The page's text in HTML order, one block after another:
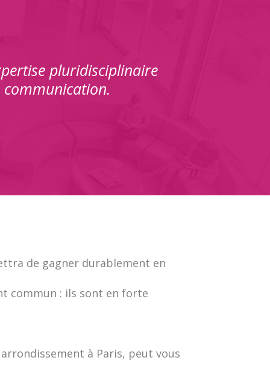
pluridisciplinaire
de gagner durablement en
commun : ils sont en forte
à Paris, peut vous